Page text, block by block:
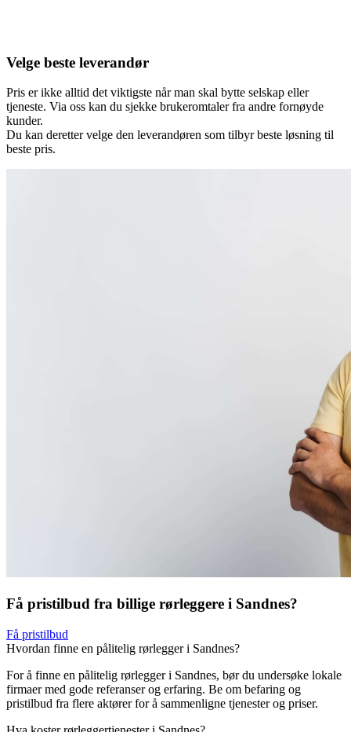
Velge beste leverandør
Pris er ikke alltid det viktigste når man skal bytte selskap eller
tjeneste. Via oss kan du sjekke brukeromtaler fra andre fornøyde
kunder.
Du kan deretter velge den leverandøren som tilbyr beste løsning til
beste pris.
Få pristilbud fra billige rørleggere i Sandnes?
Få pristilbud
Hvordan finne en pålitelig rørlegger i Sandnes?
For å finne en pålitelig rørlegger i Sandnes, bør du undersøke lokale
firmaer med gode referanser og erfaring. Be om befaring og
pristilbud fra flere aktører for å sammenligne tjenester og priser.